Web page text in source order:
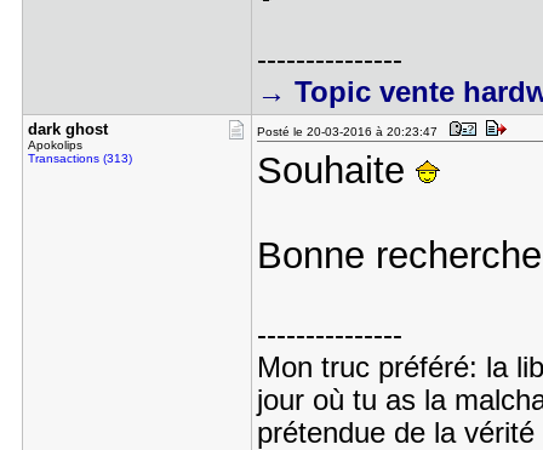
---------------
→ Topic vente
dark ghost
Apokolips
Transactions (313)
Posté le 20-03-2016 à 20:23:47
Souhaite
Bonne
---------------
Mon truc préféré: la
jour où tu as la
prétendue de la